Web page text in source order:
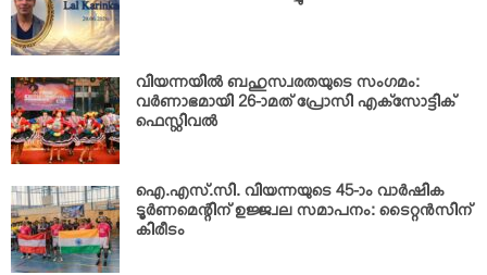
വിയന്നയില്‍ ബഹുസ്വരതയുടെ സംഗമം:
വര്‍ണാഭമായി 26-ാമത് പ്രോസി എക്‌സോട്ടിക്
ഫെസ്റ്റിവല്‍
ഐ.എസ്.സി. വിയന്നയുടെ 45-ാം വാര്‍ഷിക
ടൂര്‍ണമെന്റിന് ഉജ്ജ്വല സമാപനം: ടൈറ്റന്‍സിന്
കിരീടം